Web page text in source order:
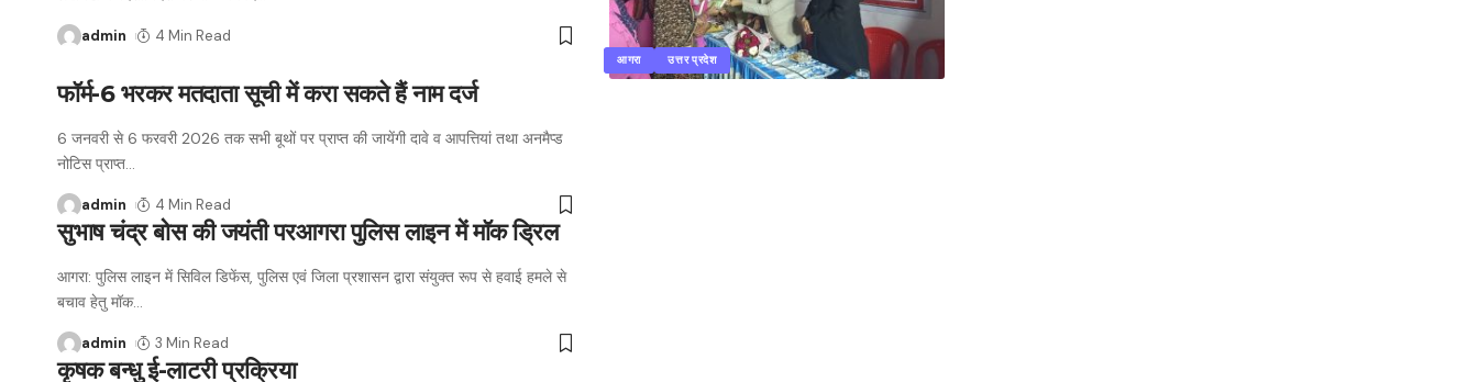
आगरा उत्तर प्रदेश
admin 4 Min Read
फॉर्म-6 भरकर मतदाता सूची में करा सकते हैं नाम दर्ज
6 जनवरी से 6 फरवरी 2026 तक सभी बूथों पर प्राप्त की जायेंगी दावे व आपत्तियां तथा अनमैप्ड
नोटिस प्राप्त…
admin 4 Min Read
सुभाष चंद्र बोस की जयंती परआगरा पुलिस लाइन में मॉक ड्रिल
आगरा: पुलिस लाइन में सिविल डिफेंस, पुलिस एवं जिला प्रशासन द्वारा संयुक्त रूप से हवाई हमले से
बचाव हेतु मॉक…
admin 3 Min Read
कृषक बन्धु ई-लाटरी प्रक्रिया